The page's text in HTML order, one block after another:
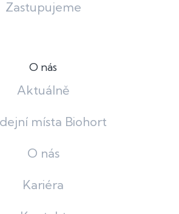
Zastupujeme
O nás
Aktuálně
místa Biohort
O nás
Kariéra